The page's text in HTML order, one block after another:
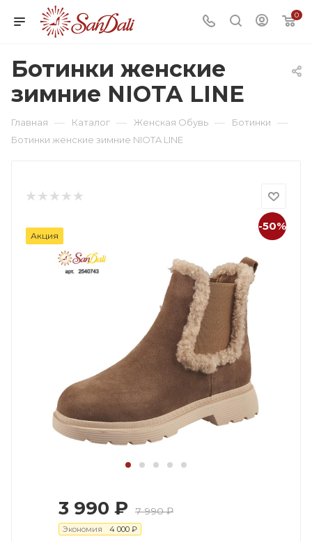
0
Ботинки женские
зимние NIOTA LINE
Главная — Каталог — Женская Обувь — Ботинки —
Ботинки женские зимние NIOTA LINE
-50%
Акция
3 990 ₽ 7 990₽
Экономия 4 000 ₽